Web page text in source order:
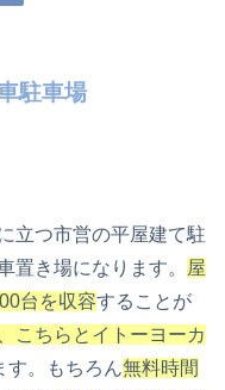
駐車場
立つ市営の平屋建て駐
置き場になります。
屋
台を収容することが
こちらとイトーヨーカ
す。もちろん無料時間